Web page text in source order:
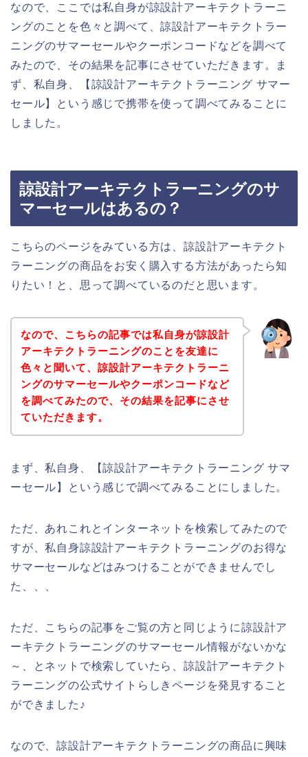
なので、ここでは私自身が諒設計アーキテクトラーニ
ングのことを色々と調べて、諒設計アーキテクトラー
ニングのサマーセールやクーポンコードなどを調べて
みたので、その結果を記事にさせていただきます。ま
ず、私自身、【諒設計アーキテクトラーニング サマー
セール】という感じで携帯を使って調べてみることに
しました。
諒設計アーキテクトラーニングのサ
マーセールはあるの？
こちらのページをみている方は、諒設計アーキテクト
ラーニングの商品をお安く購入する方法があったら知
りたい！と、思って調べているのだと思います。
なので、こちらの記事では私自身が諒設計
アーキテクトラーニングのことを友達に
色々と聞いて、諒設計アーキテクトラーニ
ングのサマーセールやクーポンコードなど
を調べてみたので、その結果を記事にさせ
ていただきます。
まず、私自身、【諒設計アーキテクトラーニング サマ
ーセール】という感じで調べてみることにしました。
ただ、あれこれとインターネットを検索してみたので
すが、私自身諒設計アーキテクトラーニングのお得な
サマーセールなどはみつけることができませんでし
た、、、
ただ、こちらの記事をご覧の方と同じように諒設計ア
ーキテクトラーニングのサマーセール情報がないかな
～、とネットで検索していたら、諒設計アーキテクト
ラーニングの公式サイトらしきページを発見すること
ができました♪
なので、諒設計アーキテクトラーニングの商品に興味